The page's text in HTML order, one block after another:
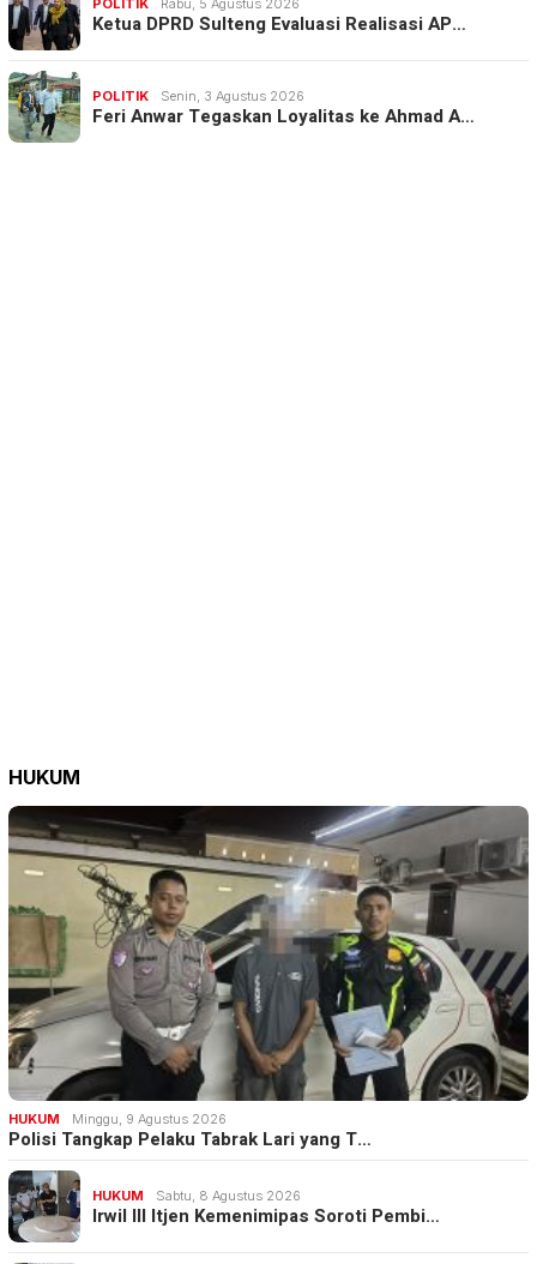
POLITIK Rabu, 5 Agustus 2026
Ketua DPRD Sulteng Evaluasi Realisasi AP…
POLITIK Senin, 3 Agustus 2026
Feri Anwar Tegaskan Loyalitas ke Ahmad A…
HUKUM
HUKUM Minggu, 9 Agustus 2026
Polisi Tangkap Pelaku Tabrak Lari yang T…
HUKUM Sabtu, 8 Agustus 2026
Irwil III Itjen Kemenimipas Soroti Pembi…